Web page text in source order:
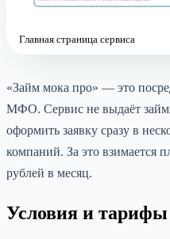
Главная страница сервиса
«Займ мока про» — это
МФО. Сервис не выдаёт
оформить заявку сразу в
компаний. За это взимается
рублей в месяц.
Условия и тарифы